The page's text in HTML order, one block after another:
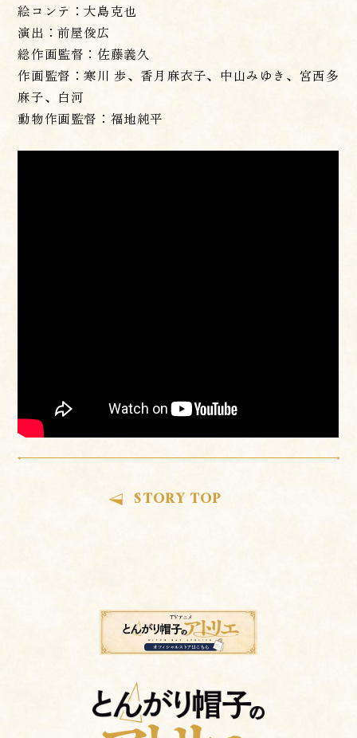
絵コンテ：大島克也
演出：前屋俊広
総作画監督：佐藤義久
作画監督：寒川 歩、香月麻衣子、中山みゆき、宮西多
麻子、白河
動物作画監督：福地純平
STORY TOP